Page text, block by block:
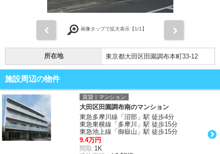
画像タップで拡大表示【1/1】
所在地 東京都大田区田園調布本町33-12
施設周辺の物件
賃貸｜マンション
大田区田園調布南のマンション
東急多摩川線「沼部」駅 徒歩4分
東急東横線「多摩川」駅 徒歩15分
東急池上線「御嶽山」駅 徒歩15分
9.4万円
間取:1K